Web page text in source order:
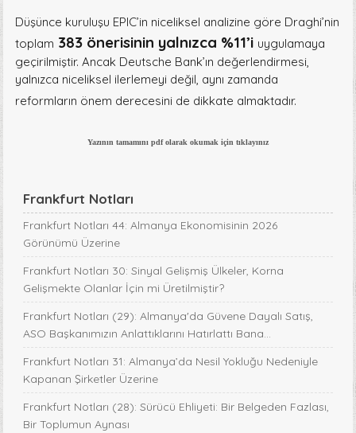
Düşünce kuruluşu EPIC’in niceliksel analizine göre Draghi’nin
toplam 383 önerisinin yalnızca %11’i uygulamaya
geçirilmiştir. Ancak Deutsche Bank’ın değerlendirmesi,
yalnızca niceliksel ilerlemeyi değil, aynı zamanda
reformların önem derecesini de dikkate almaktadır.
Yazının tamamını pdf olarak okumak için tıklayınız
Frankfurt Notları
Frankfurt Notları 44: Almanya Ekonomisinin 2026
Görünümü Üzerine
Frankfurt Notları 30: Sinyal Gelişmiş Ülkeler, Korna
Gelişmekte Olanlar İçin mi Üretilmiştir?
Frankfurt Notları (29): Almanya'da Güvene Dayalı Satış,
ASO Başkanımızın Anlattıklarını Hatırlattı Bana...
Frankfurt Notları 31: Almanya’da Nesil Yokluğu Nedeniyle
Kapanan Şirketler Üzerine
Frankfurt Notları (28): Sürücü Ehliyeti: Bir Belgeden Fazlası,
Bir Toplumun Aynası